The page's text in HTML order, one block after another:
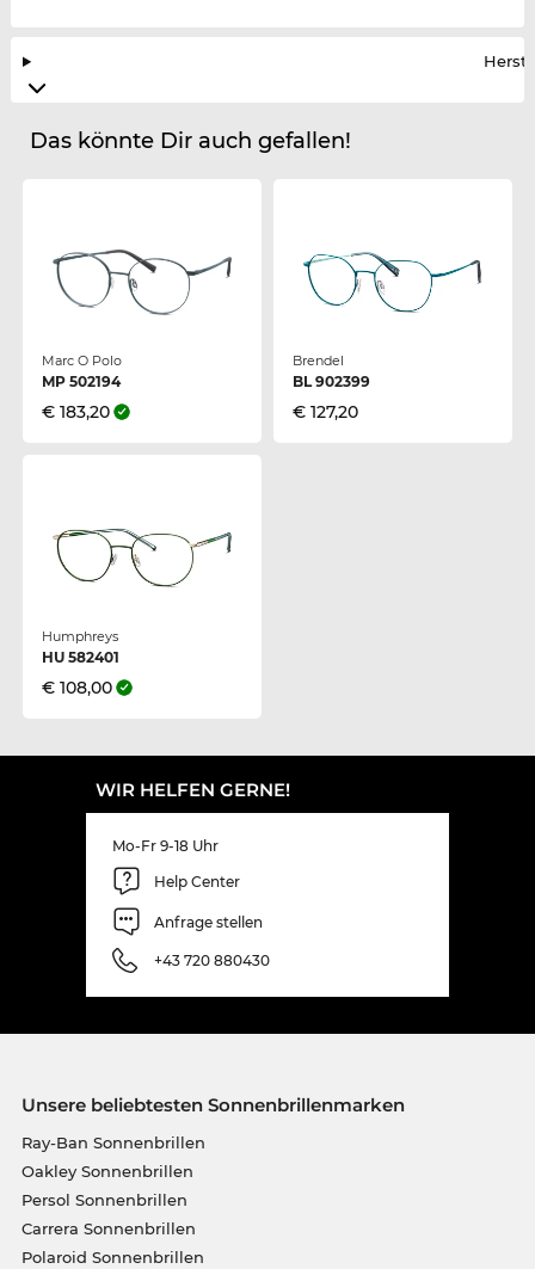
Das könnte Dir auch gefallen!
Marc O Polo
MP 502194
€ 183,20
Brendel
BL 902399
€ 127,20
Humphreys
HU 582401
€ 108,00
WIR HELFEN GERNE!
Mo-Fr 9-18 Uhr
Help Center
Anfrage stellen
+43 720 880430
Unsere beliebtesten Sonnenbrillenmarken
Ray-Ban Sonnenbrillen
Oakley Sonnenbrillen
Persol Sonnenbrillen
Carrera Sonnenbrillen
Polaroid Sonnenbrillen